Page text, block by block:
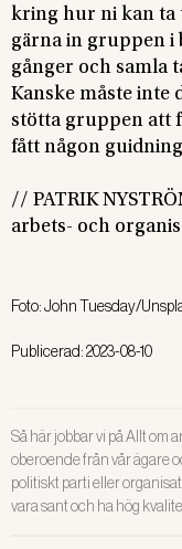
kring hur ni kan ta
gärna in gruppen i
gånger och samla
Kanske måste inte
stötta gruppen att
fått någon
// PATRIK
arbets- och
Foto:John Tuesday/
Publicerad:2023-08-10
Så här jobbar vi på Allt om
oberoende från vår ägare
politiskt parti eller
vara sant och ha hög